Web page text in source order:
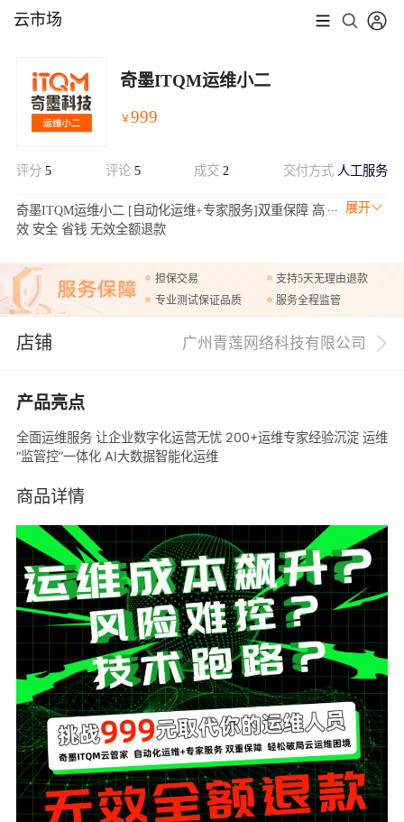
云市场
奇墨ITQM运维小二
￥999
评分 5 评论 5 成交 2 交付方式 人工服务
展开
奇墨ITQM运维小二 [自动化运维+专家服务]双重保障 高
效 安全 省钱 无效全额退款
担保交易
支持5天无理由退款
专业测试保证品质
服务全程监管
店铺 广州青莲网络科技有限公司
产品亮点
全面运维服务 让企业数字化运营无忧 200+运维专家经验沉淀 运维
“监管控”一体化 AI大数据智能化运维
商品详情